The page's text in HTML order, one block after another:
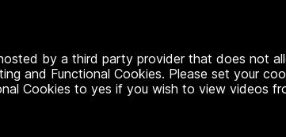
by a third party provider that does not
and Functional Cookies. Please set your
Cookies to yes if you wish to view videos